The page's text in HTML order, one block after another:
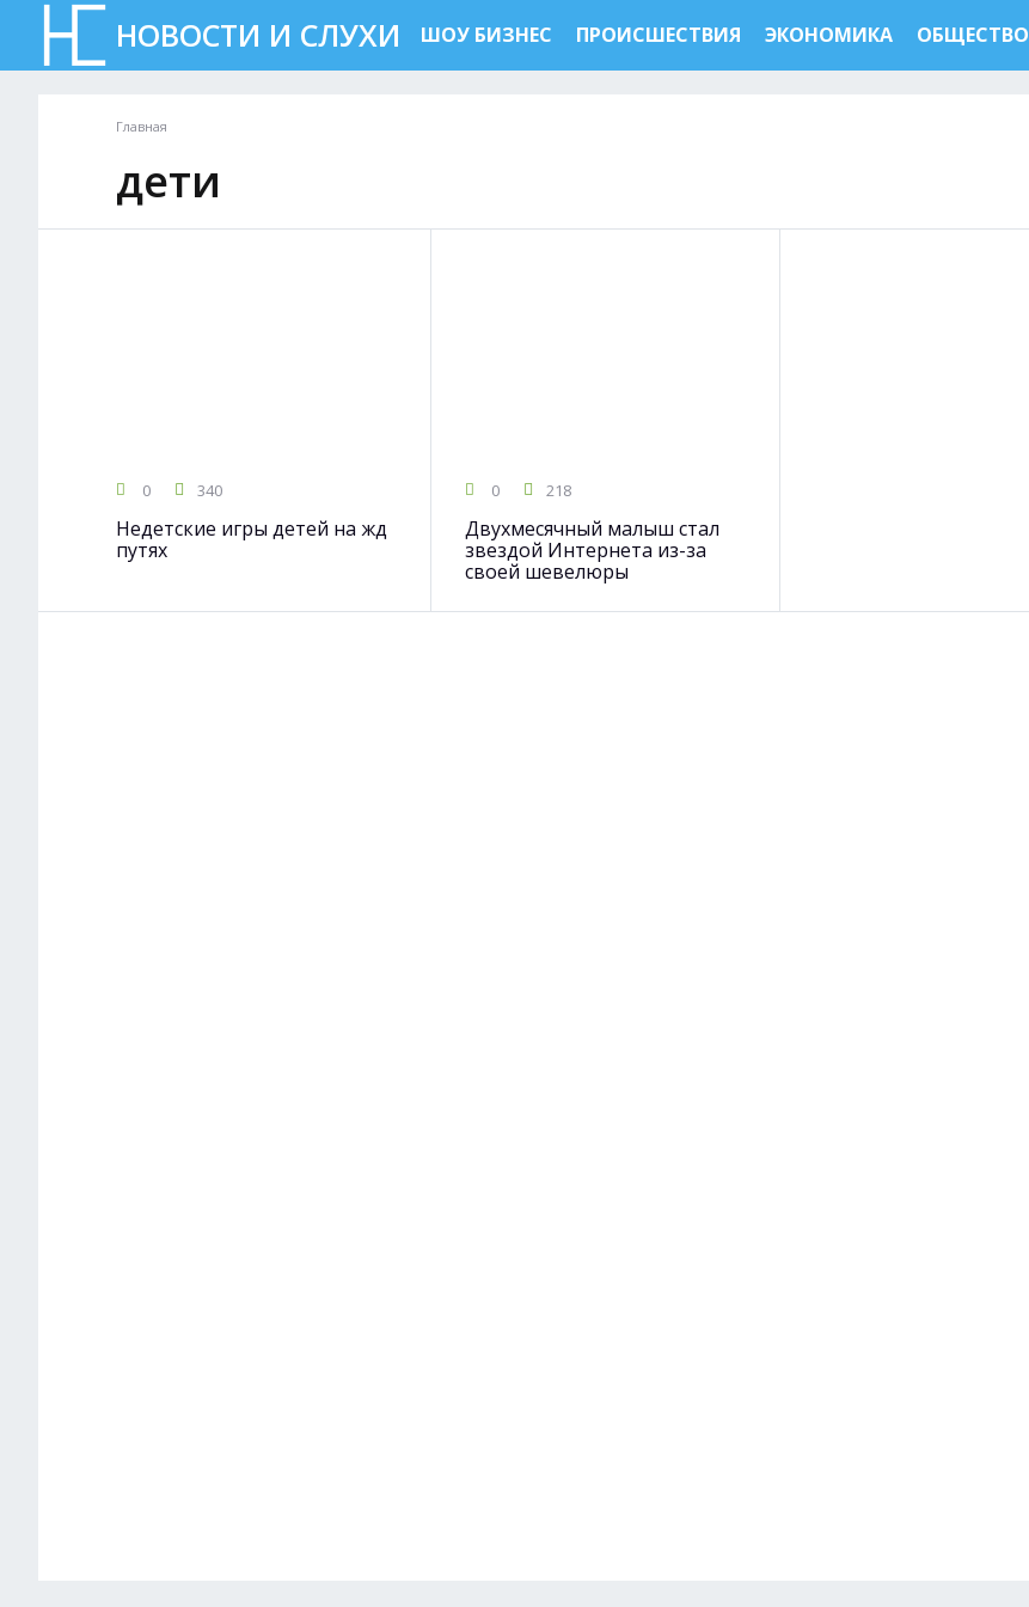
НОВОСТИ И СЛУХИ ШОУ БИЗНЕС ПРОИСШЕСТВИЯ ЭКОНОМИКА ОБЩЕСТВО
Главная
дети
0 340
Недетские игры детей на жд
путях
0 218
Двухмесячный малыш стал
звездой Интернета из-за
своей шевелюры